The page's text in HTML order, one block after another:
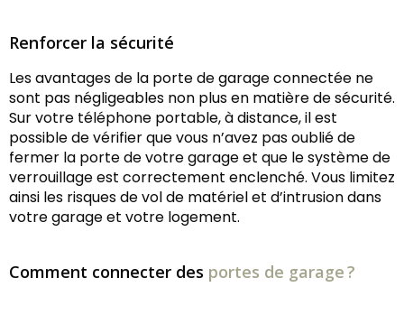
Renforcer la sécurité
Les avantages de la porte de garage connectée ne
sont pas négligeables non plus en matière de sécurité.
Sur votre téléphone portable, à distance, il est
possible de vérifier que vous n’avez pas oublié de
fermer la porte de votre garage et que le système de
verrouillage est correctement enclenché. Vous limitez
ainsi les risques de vol de matériel et d’intrusion dans
votre garage et votre logement.
Comment connecter des portes de garage ?